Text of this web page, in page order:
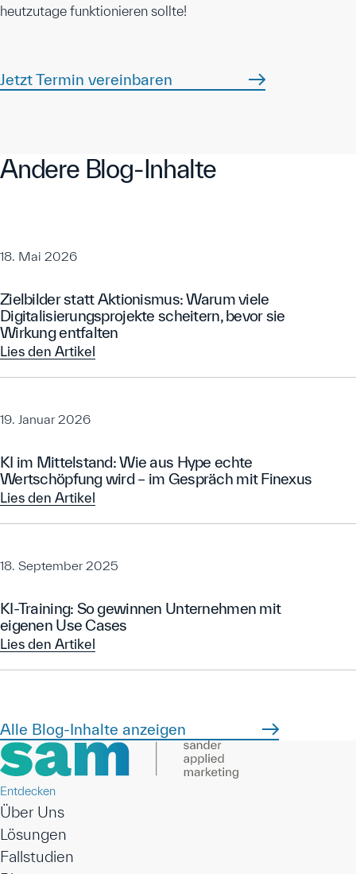
heutzutage funktionieren sollte!
Jetzt Termin vereinbaren
Andere Blog-Inhalte
18. Mai 2026
Zielbilder statt Aktionismus: Warum viele
Digitalisierungsprojekte scheitern, bevor sie
Wirkung entfalten
Lies den Artikel
19. Januar 2026
KI im Mittelstand: Wie aus Hype echte
Wertschöpfung wird – im Gespräch mit Finexus
Lies den Artikel
18. September 2025
KI-Training: So gewinnen Unternehmen mit
eigenen Use Cases
Lies den Artikel
Alle Blog-Inhalte anzeigen
Entdecken
Über Uns
Lösungen
Fallstudien